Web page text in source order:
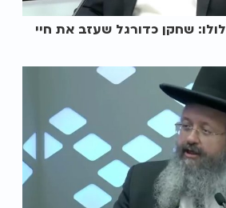
שחקן כדורגל שעזב את חיי